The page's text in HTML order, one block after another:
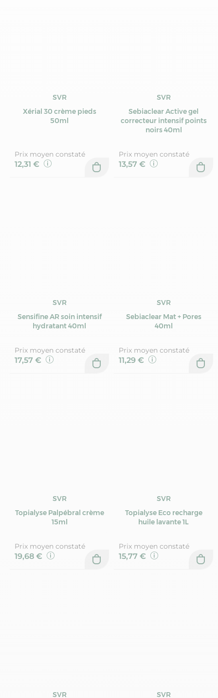
SVR
Xérial 30 crème pieds
50ml
Prix moyen constaté
12,31 €
SVR
Sebiaclear Active gel
correcteur intensif points
noirs 40ml
Prix moyen constaté
13,57 €
SVR
Sensifine AR soin intensif
hydratant 40ml
Prix moyen constaté
17,57 €
SVR
Sebiaclear Mat + Pores
40ml
Prix moyen constaté
11,29 €
SVR
Topialyse Palpébral crème
15ml
Prix moyen constaté
19,68 €
SVR
Topialyse Eco recharge
huile lavante 1L
Prix moyen constaté
15,77 €
SVR SVR